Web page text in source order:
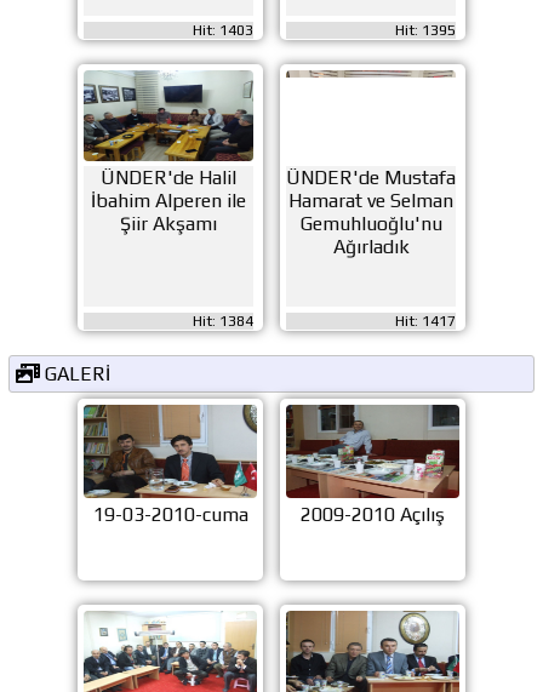
Hit: 1403 Hit: 1395
ÜNDER'de Halil
İbahim Alperen ile
Şiir Akşamı
Hit: 1384
ÜNDER'de Mustafa
Hamarat ve Selman
Gemuhluoğlu'nu
Ağırladık
Hit: 1417
GALERİ
19-03-2010-cuma 2009-2010 Açılış